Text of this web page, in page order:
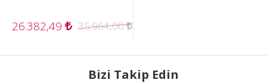
26.382,49 35.964,00
Bizi Takip Edin